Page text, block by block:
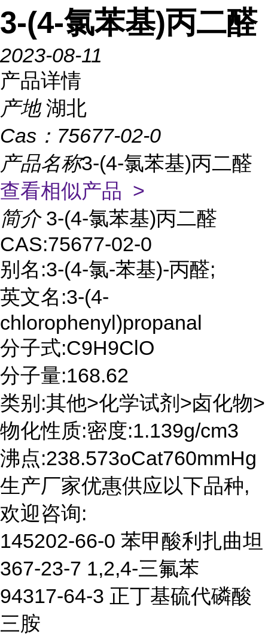
3-(4-氯苯基)丙二醛
2023-08-11
产品详情
产地 湖北
Cas： 75677-02-0
产品名称3-(4-氯苯基)丙二醛
查看相似产品 >
简介 3-(4-氯苯基)丙二醛
CAS:75677-02-0
别名:3-(4-氯-苯基)-丙醛;
英文名:3-(4-
chlorophenyl)propanal
分子式:C9H9ClO
分子量:168.62
类别:其他>化学试剂>卤化物>
物化性质:密度:1.139g/cm3
沸点:238.573oCat760mmHg
生产厂家优惠供应以下品种,
欢迎咨询:
145202-66-0 苯甲酸利扎曲坦
367-23-7 1,2,4-三氟苯
94317-64-3 正丁基硫代磷酸
三胺